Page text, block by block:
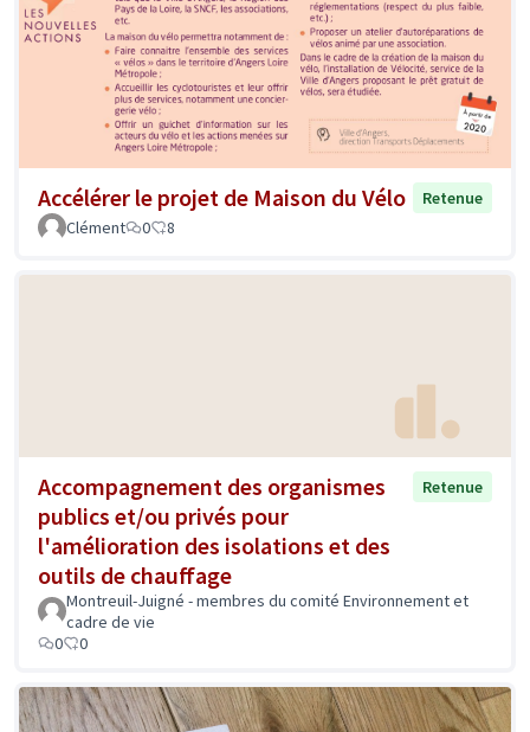
Accélérer le projet de Maison du Vélo
Retenue
Clément
0 8
Accompagnement des organismes
publics et/ou privés pour
l'amélioration des isolations et des
outils de chauffage
Retenue
Montreuil-Juigné - membres du comité Environnement et
cadre de vie
0
0